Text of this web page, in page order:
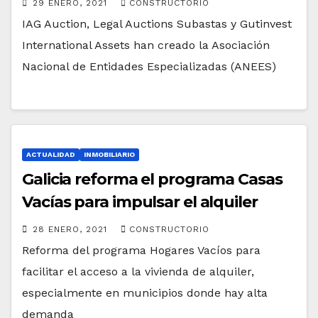
29 ENERO, 2021 CONSTRUCTORIO
IAG Auction, Legal Auctions Subastas y Gutinvest
International Assets han creado la Asociación
Nacional de Entidades Especializadas (ANEES)
ACTUALIDAD INMOBILIARIO
Galicia reforma el programa Casas
Vacías para impulsar el alquiler
28 ENERO, 2021 CONSTRUCTORIO
Reforma del programa Hogares Vacíos para
facilitar el acceso a la vivienda de alquiler,
especialmente en municipios donde hay alta
demanda